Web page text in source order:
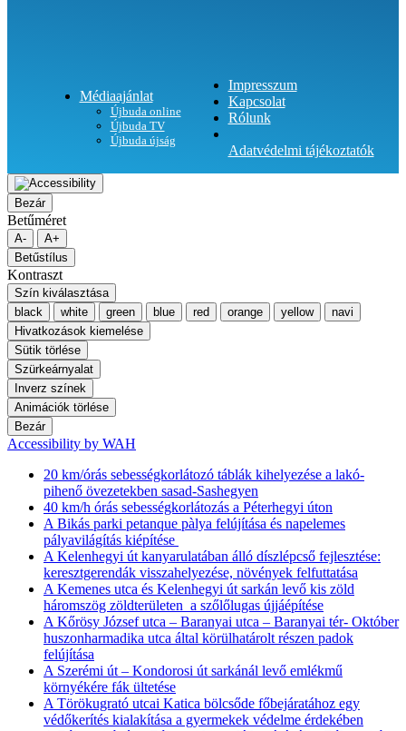
Médiaajánlat
Újbuda online
Újbuda TV
Újbuda újság
Impresszum
Kapcsolat
Rólunk
Adatvédelmi tájékoztatók
Bezár
Betűméret
A-
A+
Betűstílus
Kontraszt
Szín kiválasztása
black
white green blue red orange yellow
navi
Hivatkozások kiemelése
Sütik törlése
Szürkeárnyalat
Inverz színek
Animációk törlése
Bezár
Accessibility by WAH
20 km/órás sebességkorlátozó táblák kihelyezése a lakó-
pihenő övezetekben sasad-Sashegyen
40 km/h órás sebességkorlátozás a Péterhegyi úton
A Bikás parki petanque pàlya felújítása és napelemes
pályavilágítás kiépítése
A Kelenhegyi út kanyarulatában álló díszlépcső fejlesztése:
keresztgerendák visszahelyezése, növények felfuttatása
A Kemenes utca és Kelenhegyi út sarkán levő kis zöld
háromszög zöldterületen a szőlőlugas újjáépítése
A Kőrösy József utca – Baranyai utca – Baranyai tér- Október
huszonharmadika utca által körülhatárolt részen padok
felújítása
A Szerémi út – Kondorosi út sarkánál levő emlékmű
környékére fák ültetése
A Törökugrató utcai Katica bölcsőde főbejáratához egy
védőkerítés kialakítása a gyermekek védelme érdekében